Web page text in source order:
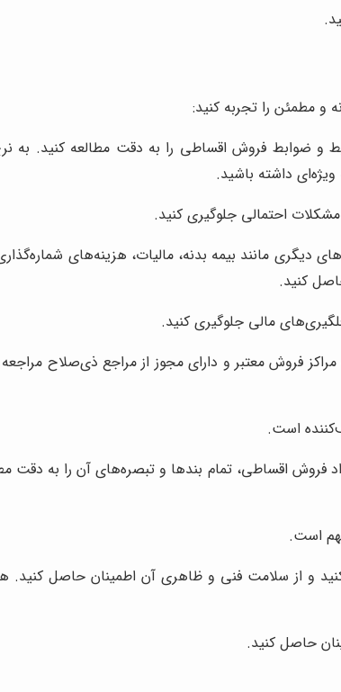
و ضوابط فروش اقساطی را به دقت مطالعه کنید. به
داشته باشید.
احتمالی جلوگیری کنید.
دیگری مانند بیمه بدنه، مالیات، هزینه‌های
کنید.
مالی جلوگیری کنید.
فروش معتبر و دارای مجوز از مراجع ذی‌صلاح
است.
فروش اقساطی، تمام بندها و تبصره‌های آن را به دقت
است.
و از سلامت فنی و ظاهری آن اطمینان حاصل کنید.
حاصل کنید.